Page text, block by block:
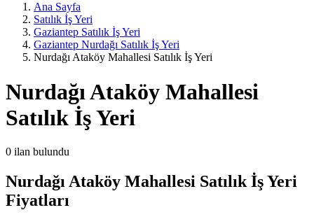
Ana Sayfa
Satılık İş Yeri
Gaziantep Satılık İş Yeri
Gaziantep Nurdağı Satılık İş Yeri
Nurdağı Ataköy Mahallesi Satılık İş Yeri
Nurdağı Ataköy Mahallesi
Satılık İş Yeri
0 ilan bulundu
Nurdağı Ataköy Mahallesi Satılık İş Yeri
Fiyatları